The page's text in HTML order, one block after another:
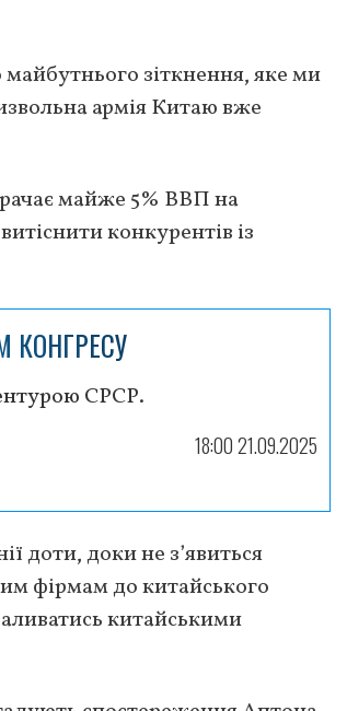
зіткнення, яке ми
армія Китаю вже
майже 5% ВВП на
конкурентів із
КОНГРЕСУ
СРСР.
18:00 21.09.2025
доти, доки не з’явиться
фірмам до китайського
китайськими